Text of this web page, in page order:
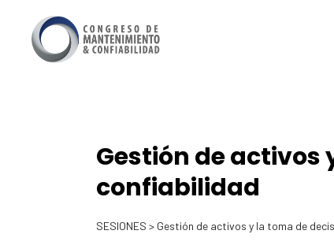
Gestión de activos
confiabilidad
SESIONES > Gestión de activos y la toma de